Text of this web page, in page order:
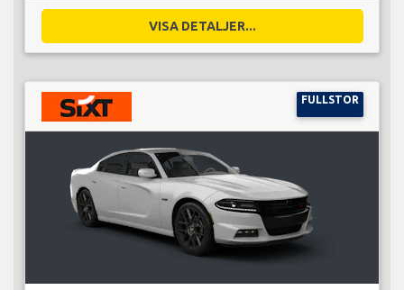
VISA DETALJER...
FULLSTOR